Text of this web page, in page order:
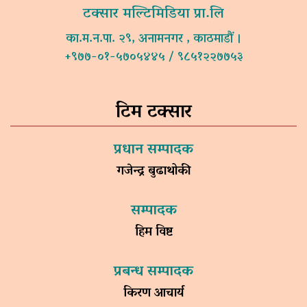
टक्सार मल्टिमिडिया प्रा.लि
का.म.न.पा. २९, अनामनगर , काठमाडौं ।
+९७७-०१-५७०५४४५ / ९८५१२२७७५३
टिम टक्सार
प्रधान सम्पादक
गजेन्द्र बुढाथोकी
सम्पादक
हिम विष्ट
प्रबन्ध सम्पादक
किरण आचार्य